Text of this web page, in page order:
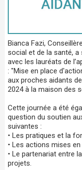
Bianca Fazi, Conseillère exécutive de Corse en charge du
social et de la santé,
avec les lauréats de
: "Mise en place
aux proches aidants
2024 à la maison des
Cette journée a été
question du soutien
suivantes :
• Les pratiques et la
• Les actions mises
• Le partenariat entre
projets.